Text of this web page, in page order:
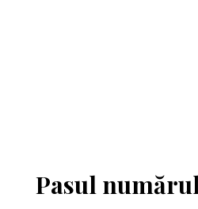
Pasul